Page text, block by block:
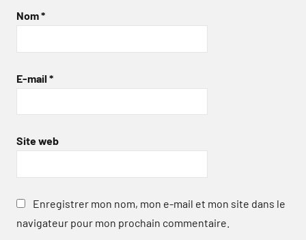
Nom*
E-mail *
Site web
Enregistrer mon nom, mon e-mail et mon site dans le
navigateur pour mon prochain commentaire.